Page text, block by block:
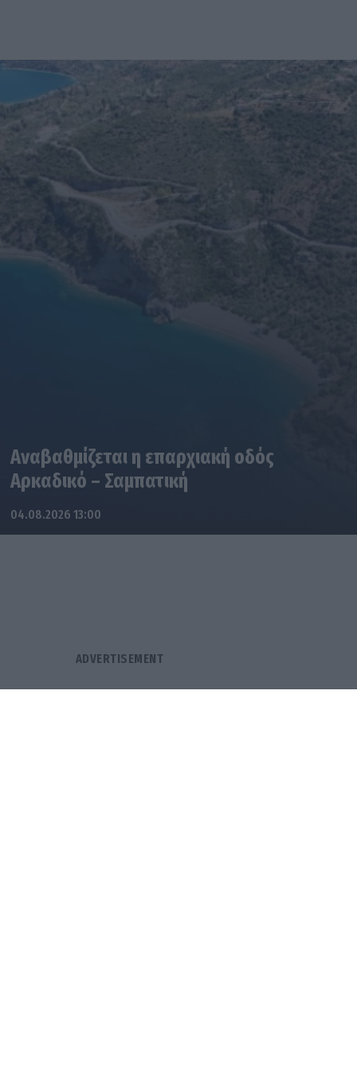
Αναβαθμίζεται η επαρχιακή οδός
Αρκαδικό – Σαμπατική
04.08.2026 13:00